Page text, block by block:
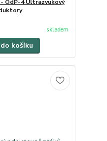
OdP-4 Ultrazvukový
skladem
košíku